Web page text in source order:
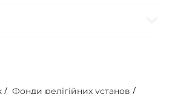
/ Фонди релігійних установ /